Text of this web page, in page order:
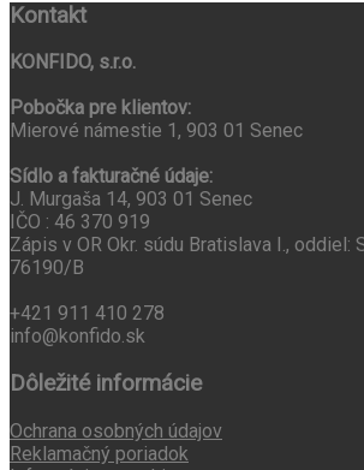
Kontakt
KONFIDO, s.r.o.
Pobočka pre klientov:
Mierové námestie 1, 903 01 Senec
Sídlo a fakturačné údaje:
J. Murgaša 14, 903 01 Senec
IČO : 46 370 919
Zápis v OR Okr. súdu Bratislava I., oddiel:
76190/B
+421 911 410 278
info@konfido.sk
Dôležité informácie
Ochrana osobných údajov
Reklamačný poriadok